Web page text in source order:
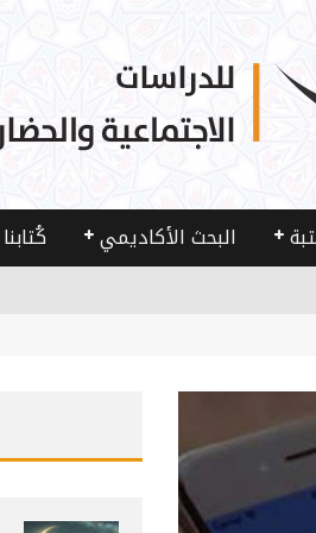
البحث الأكاديمي كُتابنا